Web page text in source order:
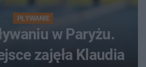
PŁYWANIE
w Paryżu.
zajęła Klaudia